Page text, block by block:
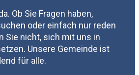
Ob Sie Fragen haben,
oder einfach nur reden
Sie nicht, sich mit uns in
Unsere Gemeinde ist
für alle.